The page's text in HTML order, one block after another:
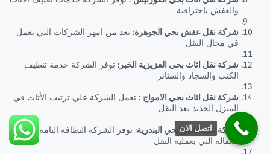
والعفش باحترافية
شركة نقل عفش بحي الجوهرة: تعد من امهر الشركات التي تعمل
في مجال النقل
شركة نقل اثاث بحي العزيزية الخبر : توفر الشركة خدمة تنظيف
الكنب والسجاد والستائر
شركة نقل اثاث بحي الامواج : تعمل الشركة علي ترتيب الأثاث في
المنزل الجديد بعد النقل
شركة نقل عفش بحي البندرية: توفر الشركة النظافة التامة في
العمالة التي بعملية النقل
اتصل الان